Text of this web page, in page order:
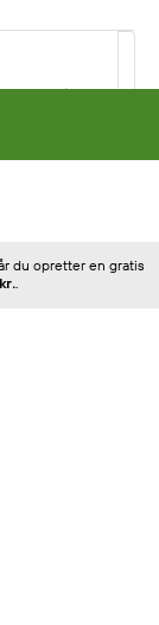
du opretter en gratis
.